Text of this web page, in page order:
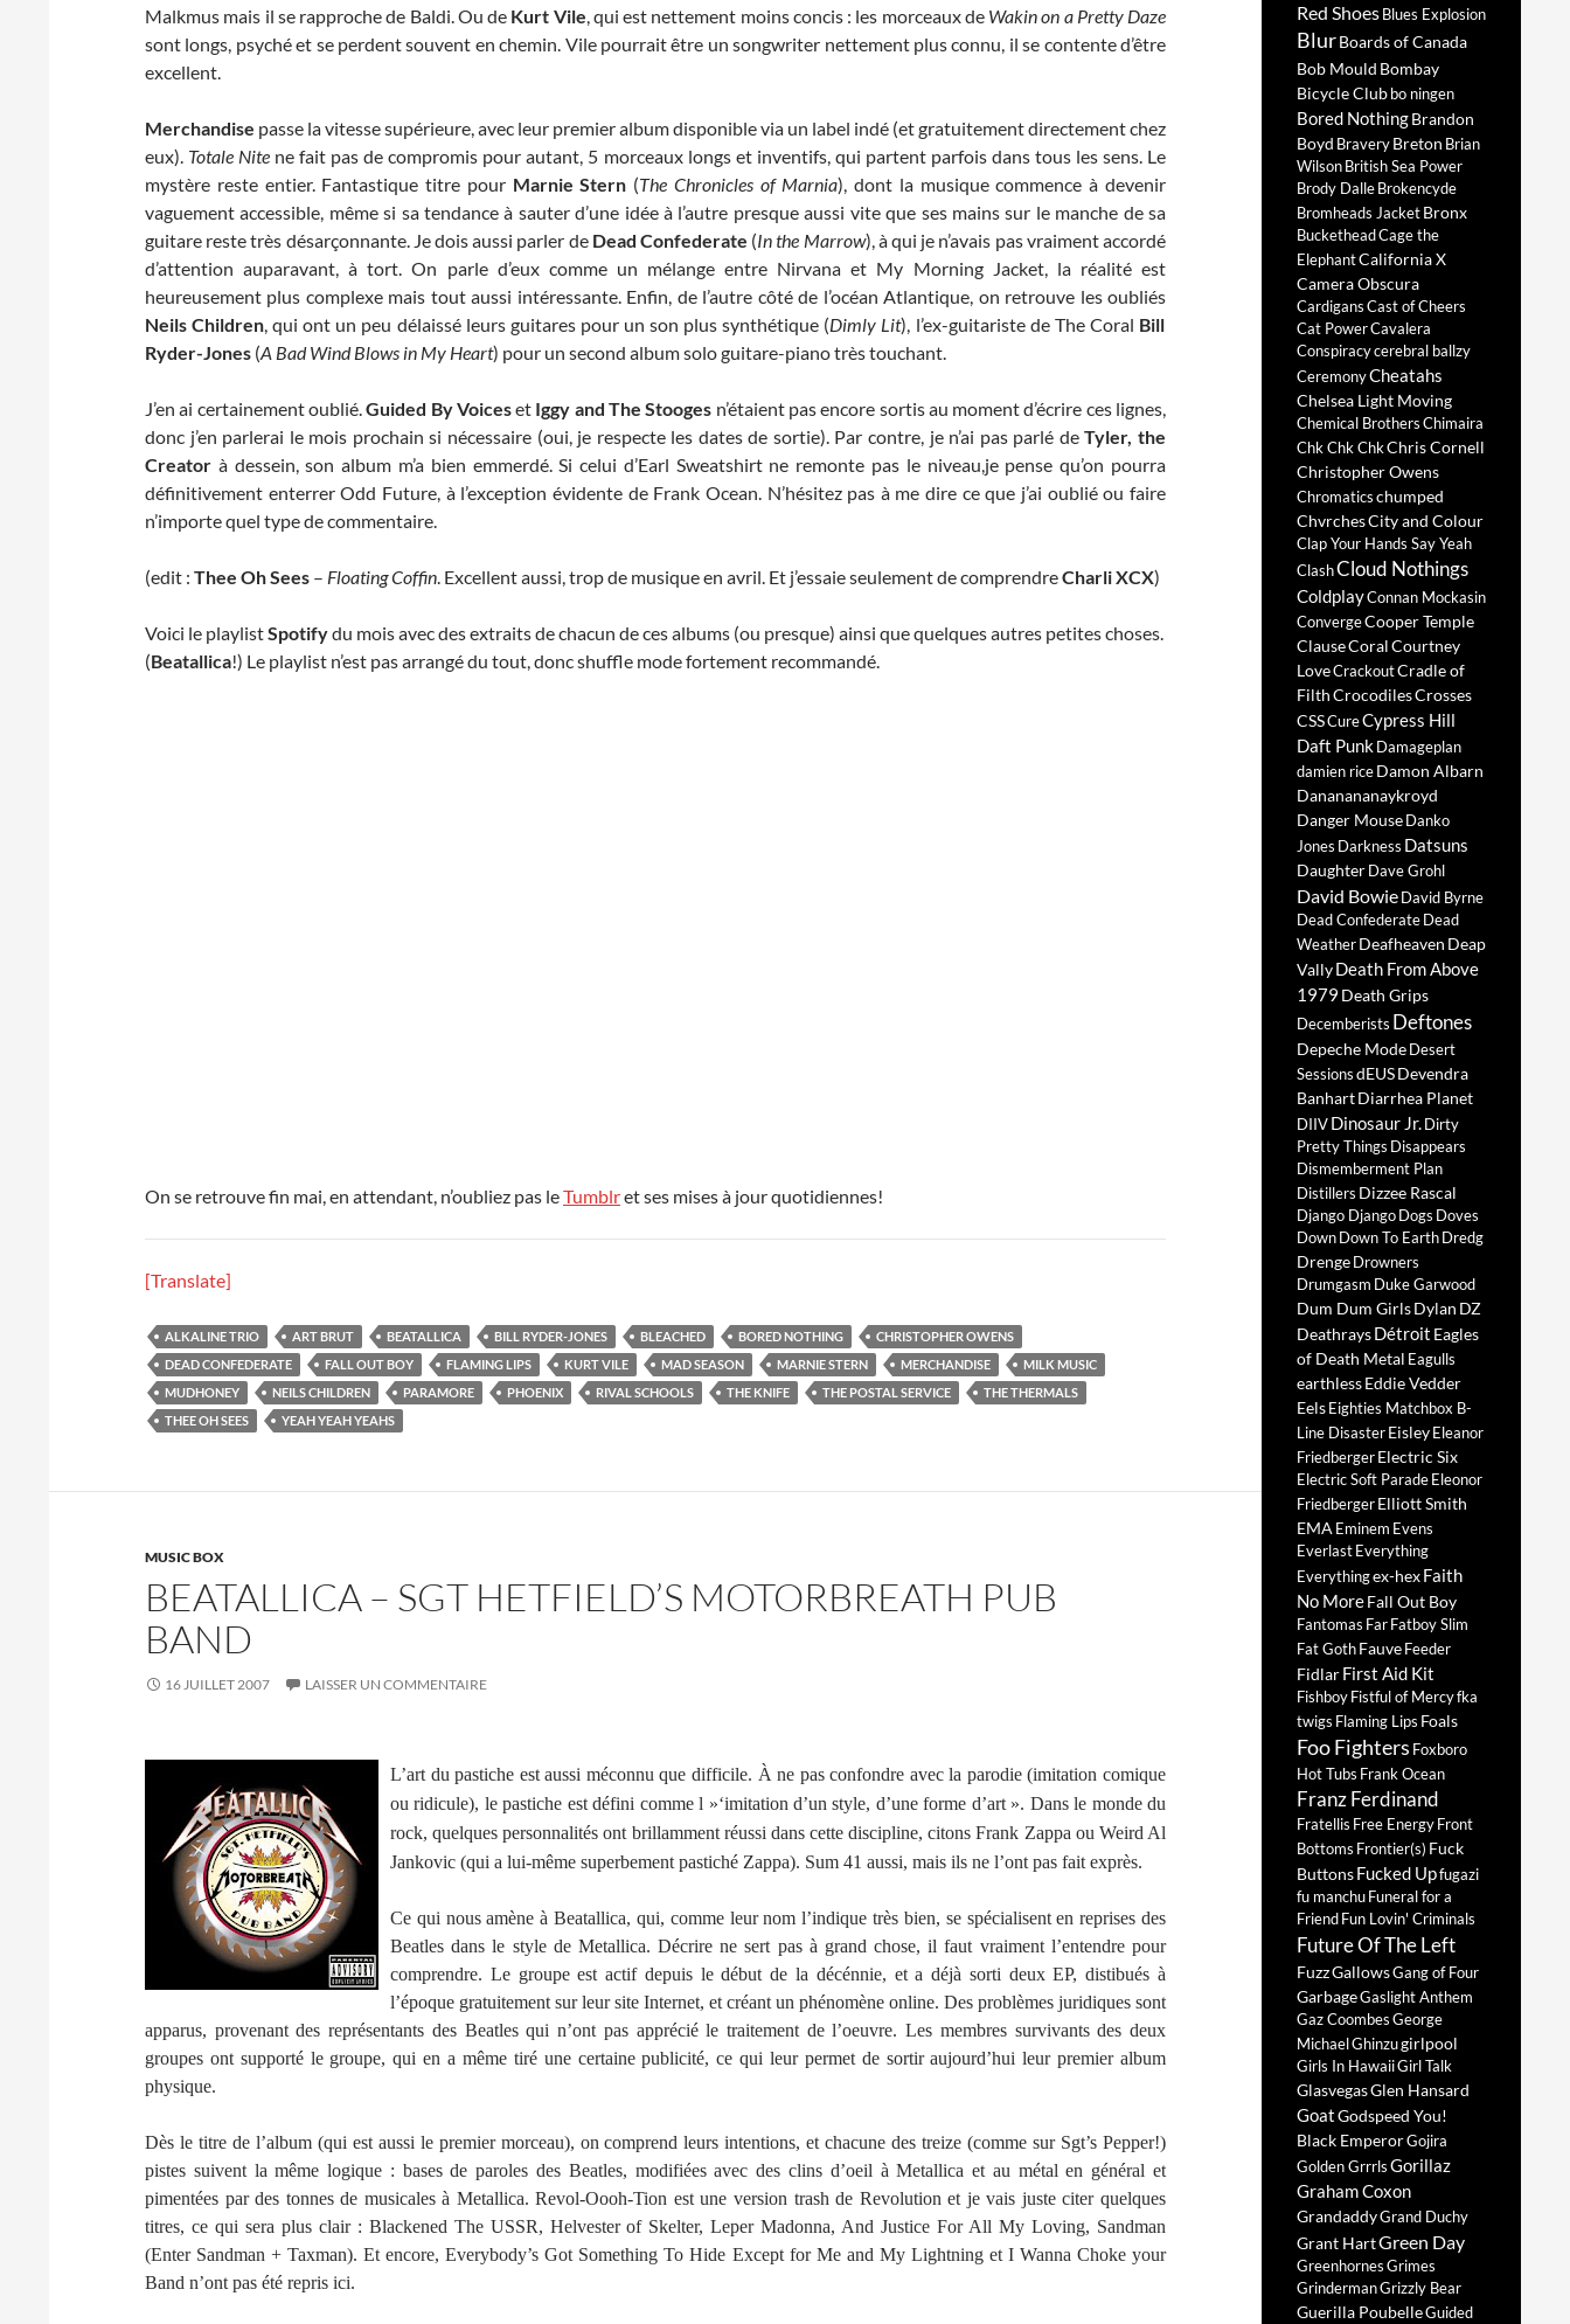
Malkmus mais il se rapproche de Baldi. Ou de Kurt Vile, qui est nettement moins concis : les morceaux de Wakin on a Pretty Daze
sont longs, psyché et se perdent souvent en chemin. Vile pourrait être un songwriter nettement plus connu, il se contente d’être
excellent.
Merchandise passe la vitesse supérieure, avec leur premier album disponible via un label indé (et gratuitement directement chez
eux). Totale Nite ne fait pas de compromis pour autant, 5 morceaux longs et inventifs, qui partent parfois dans tous les sens. Le
mystère reste entier. Fantastique titre pour Marnie Stern (The Chronicles of Marnia), dont la musique commence à devenir
vaguement accessible, même si sa tendance à sauter d’une idée à l’autre presque aussi vite que ses mains sur le manche de sa
guitare reste très désarçonnante. Je dois aussi parler deDead Confederate (In the Marrow), à qui je n’avais pas vraiment accordé
d’attention auparavant, à tort. On parle d’eux comme un mélange entre Nirvana et My Morning Jacket, la réalité est
heureusement plus complexe mais tout aussi intéressante. Enfin, de l’autre côté de l’océan Atlantique, on retrouve les oubliés
Neils Children, qui ont un peu délaissé leurs guitares pour un son plus synthétique (Dimly Lit), l’ex-guitariste de The Coral Bill
Ryder-Jones (A Bad Wind Blows in My Heart) pour un second album solo guitare-piano très touchant.
J’en ai certainement oublié.Guided By Voiceset Iggy and The Stooges n’étaient pas encore sortis au moment d’écrire ces lignes,
donc j’en parlerai le mois prochain si nécessaire (oui, je respecte les dates de sortie). Par contre, je n’ai pas parlé deTyler, the
Creator à dessein, son album m’a bien emmerdé. Si celui d’Earl Sweatshirt ne remonte pas le niveau,je pense qu’on pourra
définitivement enterrer Odd Future, à l’exception évidente de Frank Ocean. N’hésitez pas à me dire ce que j’ai oublié ou faire
n’importe quel type de commentaire.
(edit : Thee Oh Sees – Floating Coffin. Excellent aussi, trop de musique en avril. Et j’essaie seulement de comprendreCharli XCX)
Voici le playlistSpotifydu mois avec des extraits de chacun de ces albums (ou presque) ainsi que quelques autres petites choses.
(Beatallica!) Le playlist n’est pas arrangé du tout, donc shuffle mode fortement recommandé.
On se retrouve fin mai, en attendant, n’oubliez pas leTumblret ses mises à jour quotidiennes!
[Translate]
ALKALINE TRIO ART BRUT BEATALLICA BILL RYDER-JONES BLEACHED BORED NOTHING
CHRISTOPHER OWENS
DEAD CONFEDERATE
FALL OUT BOY FLAMING LIPS KURT VILE MAD SEASON MARNIE STERN MERCHANDISE
MILK MUSIC
MUDHONEY
NEILS CHILDREN PARAMORE PHOENIX RIVAL SCHOOLS THE KNIFE THE POSTAL SERVICE
THE THERMALS
THEE OH SEES
YEAH YEAH YEAHS
MUSIC BOX
BEATALLICA – SGT HETFIELD’S MOTORBREATH PUB
BAND
16 JUILLET 2007 LAISSER UN COMMENTAIRE
L’art du pastiche est aussi méconnu que difficile. À ne pas confondre avec la parodie (imitation comique
ou ridicule), le pastiche est défini commel »‘imitation d’un style, d’une forme d’art ». Dans le monde du
rock, quelques personnalités ont brillamment réussi dans cette discipline, citons Frank Zappa ou Weird Al
Jankovic (qui a lui-même superbement pastiché Zappa). Sum 41 aussi, mais ils ne l’ont pas fait exprès.
Ce qui nous amène à Beatallica, qui, comme leur nom l’indique très bien, se spécialisent en reprises des
Beatles dans le style de Metallica. Décrire ne sert pas à grand chose, il faut vraiment l’entendre pour
comprendre. Le groupe est actif depuis le début de la décénnie, et a déjà sorti deux EP, distibués à
l’époque gratuitement sur leur site Internet, et créant un phénomène online. Des problèmes juridiques sont
apparus, provenant des représentants des Beatles qui n’ont pas apprécié le traitement de l’oeuvre. Les membres survivants des deux
groupes ont supporté le groupe, qui en a même tiré une certaine publicité, ce qui leur permet de sortir aujourd’hui leur premier album
physique.
Dès le titre de l’album (qui est aussi le premier morceau), on comprend leurs intentions, et chacune des treize (comme sur Sgt’s Pepper!)
pistes suivent la même logique : bases de paroles des Beatles, modifiées avec des clins d’oeil à Metallica et au métal en général et
pimentées par des tonnes de musicales à Metallica. Revol-Oooh-Tion est une version trash de Revolution et je vais juste citer quelques
titres, ce qui sera plus clair : Blackened The USSR, Helvester of Skelter, Leper Madonna, And Justice For All My Loving, Sandman
(Enter Sandman + Taxman). Et encore, Everybody’s Got Something To Hide Except for Me and My Lightning et I Wanna Choke your
Band n’ont pas été repris ici.
Red ShoesBlues Explosion
BlurBoards of Canada
Bob Mould Bombay
Bicycle Clubbo ningen
Bored NothingBrandon
Boyd BraveryBreton Brian
WilsonBritish Sea Power
Brody DalleBrokencyde
Bromheads JacketBronx
BucketheadCage the
ElephantCalifornia X
Camera Obscura
CardigansCast of Cheers
Cat PowerCavalera
Conspiracycerebral ballzy
CeremonyCheatahs
Chelsea Light Moving
Chemical BrothersChimaira
Chk Chk ChkChris Cornell
Christopher Owens
Chromaticschumped
ChvrchesCity and Colour
Clap Your Hands Say Yeah
ClashCloud Nothings
ColdplayConnan Mockasin
ConvergeCooper Temple
ClauseCoralCourtney
LoveCrackoutCradle of
FilthCrocodilesCrosses
CSSCureCypress Hill
Daft PunkDamageplan
damien riceDamon Albarn
Dananananaykroyd
Danger MouseDanko
Jones Darkness Datsuns
DaughterDave Grohl
David BowieDavid Byrne
Dead ConfederateDead
WeatherDeafheaven Deap
VallyDeath From Above
1979 Death Grips
Decemberists Deftones
Depeche ModeDesert
SessionsdEUSDevendra
BanhartDiarrhea Planet
DIIVDinosaur Jr.Dirty
Pretty Things Disappears
Dismemberment Plan
Distillers Dizzee Rascal
Django DjangoDogs Doves
DownDown To EarthDredg
DrengeDrowners
Drumgasm Duke Garwood
Dum Dum GirlsDylan DZ
DeathraysDétroit Eagles
of Death Metal Eagulls
earthlessEddie Vedder
EelsEighties Matchbox B-
Line DisasterEisleyEleanor
FriedbergerElectric Six
Electric Soft ParadeEleonor
FriedbergerElliott Smith
EMA Eminem Evens
EverlastEverything
Everythingex-hexFaith
No MoreFall Out Boy
Fantomas FarFatboy Slim
Fat GothFauveFeeder
FidlarFirst Aid Kit
FishboyFistful of Mercyfka
twigs Flaming Lips Foals
Foo Fighters Foxboro
Hot Tubs Frank Ocean
Franz Ferdinand
Fratellis Free EnergyFront
Bottoms Frontier(s) Fuck
ButtonsFucked Upfugazi
fu manchuFuneral for a
FriendFun Lovin' Criminals
Future Of The Left
FuzzGallowsGang of Four
GarbageGaslight Anthem
Gaz CoombesGeorge
MichaelGhinzugirlpool
Girls In HawaiiGirl Talk
GlasvegasGlen Hansard
GoatGodspeed You!
Black EmperorGojira
Golden GrrrlsGorillaz
Graham Coxon
GrandaddyGrand Duchy
Grant HartGreen Day
GreenhornesGrimes
GrindermanGrizzly Bear
Guerilla PoubelleGuided